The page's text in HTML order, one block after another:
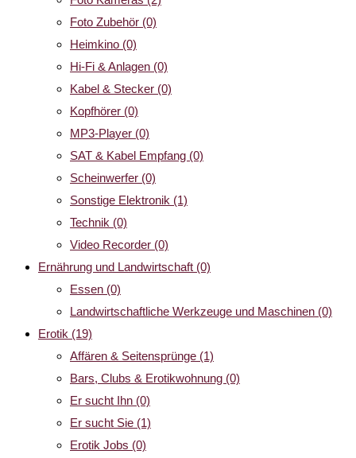
Foto Zubehör (0)
Heimkino (0)
Hi-Fi & Anlagen (0)
Kabel & Stecker (0)
Kopfhörer (0)
MP3-Player (0)
SAT & Kabel Empfang (0)
Scheinwerfer (0)
Sonstige Elektronik (1)
Technik (0)
Video Recorder (0)
Ernährung und Landwirtschaft (0)
Essen (0)
Landwirtschaftliche Werkzeuge und Maschinen (0)
Erotik (19)
Affären & Seitensprünge (1)
Bars, Clubs & Erotikwohnung (0)
Er sucht Ihn (0)
Er sucht Sie (1)
Erotik Jobs (0)